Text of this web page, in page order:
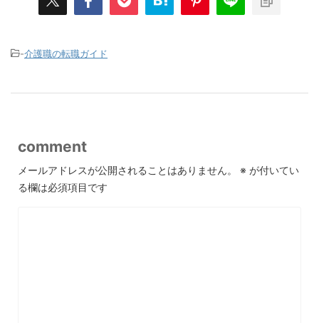
-介護職の転職ガイド
comment
メールアドレスが公開されることはありません。 ※ が付いてい
る欄は必須項目です